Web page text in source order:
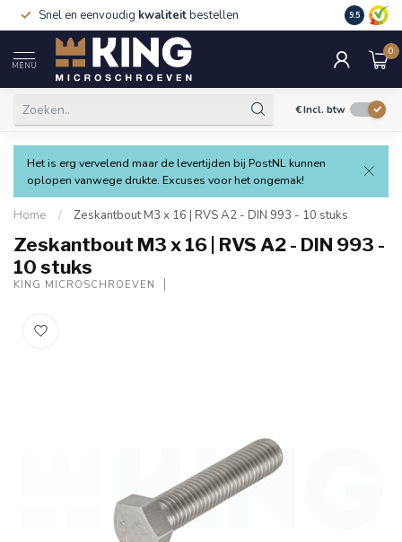
Snel en eenvoudig kwaliteitbestellen 9.5
MENU
0
€Incl. btw
Het is erg vervelend maar de levertijden bij PostNL kunnen
oplopen vanwege drukte. Excuses voor het ongemak!
Home / Zeskantbout M3 x 16 | RVS A2 - DIN 993 - 10 stuks
Zeskantbout M3 x 16 | RVS A2 - DIN 993 -
10 stuks
KING MICROSCHROEVEN